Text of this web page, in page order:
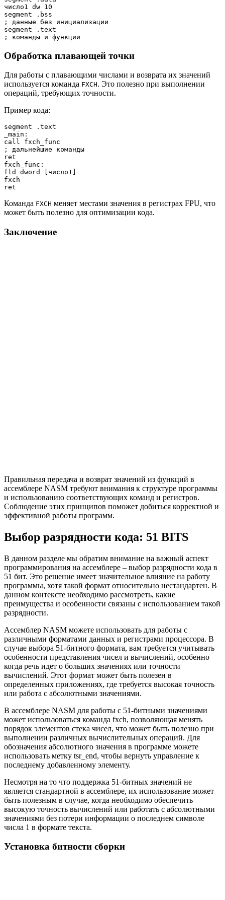
число1 dw 10
segment .bss
; данные без инициализации
segment .text
Обработка плавающей точки
Для работы с плавающими числами и возврата их значений
используется команда FXCH. Это полезно при выполнении
операций, требующих точности.
Пример кода:
segment .text
_main:
call fxch_func
; дальнейшие команды
ret
fxch_func:
fld dword [число1]
fxch
Команда FXCH меняет местами значения в регистрах FPU, что
может быть полезно для оптимизации кода.
Заключение
Правильная передача и возврат значений из функций в
ассемблере NASM требуют внимания к структуре программы
и использованию соответствующих команд и регистров.
Соблюдение этих принципов поможет добиться корректной и
эффективной работы программ.
Выбор разрядности кода: 51 BITS
В данном разделе мы обратим внимание на важный аспект
программирования на ассемблере – выбор разрядности кода в
51 бит. Это решение имеет значительное влияние на работу
программы, хотя такой формат относительно нестандартен. В
данном контексте необходимо рассмотреть, какие
преимущества и особенности связаны с использованием такой
разрядности.
Ассемблер NASM можете использовать для работы с
различными форматами данных и регистрами процессора. В
случае выбора 51-битного формата, вам требуется учитывать
особенности представления чисел и вычислений, особенно
когда речь идет о больших значениях или точности
вычислений. Этот формат может быть полезен в
определенных приложениях, где требуется высокая точность
или работа с абсолютными значениями.
В ассемблере NASM для работы с 51-битными значениями
может использоваться команда fxch, позволяющая менять
порядок элементов стека чисел, что может быть полезно при
выполнении различных вычислительных операций. Для
обозначения абсолютного значения в программе можете
использовать метку tsr_end, чтобы вернуть управление к
последнему добавленному элементу.
Несмотря на то что поддержка 51-битных значений не
является стандартной в ассемблере, их использование может
быть полезным в случае, когда необходимо обеспечить
высокую точность вычислений или работать с абсолютными
значениями без потери информации о последнем символе
числа 1 в формате текста.
Установка битности сборки